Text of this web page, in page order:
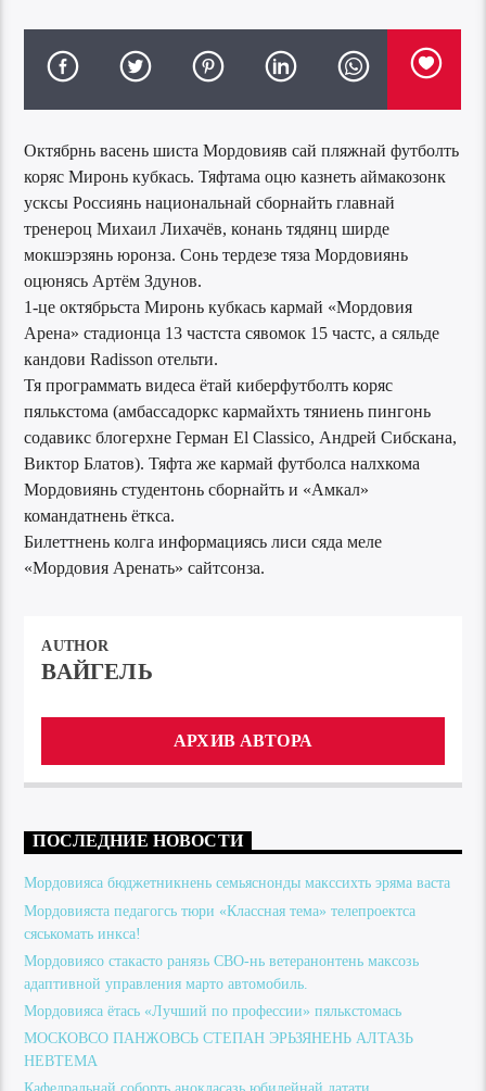
Октябрнь васень шиста Мордовияв сай пляжнай футболть
коряс Миронь кубкась. Тяфтама оцю казнеть аймакозонк
усксы Россиянь национальнай сборнайть главнай
тренероц Михаил Лихачёв, конань тядянц ширде
мокшэрзянь юронза. Сонь тердезе тяза Мордовиянь
оцюнясь Артём Здунов.
1-це октябрьста Миронь кубкась кармай «Мордовия
Арена» стадионца 13 частста сявомок 15 частс, а сяльде
кандови Radisson отельти.
Тя программать видеса ётай киберфутболть коряс
пялькстома (амбассадоркс кармайхть тяниень пингонь
содавикс блогерхне Герман El Classico, Андрей Сибскана,
Виктор Блатов). Тяфта же кармай футболса налхкома
Мордовиянь студентонь сборнайть и «Амкал»
командатнень ёткса.
Билеттнень колга информациясь лиси сяда меле
«Мордовия Аренать» сайтсонза.
AUTHOR
ВАЙГЕЛЬ
АРХИВ АВТОРА
ПОСЛЕДНИЕ НОВОСТИ
Мордовияса бюджетникнень семьяснонды макссихть эряма васта
Мордовияста педагогсь тюри «Классная тема» телепроектса
сяськомать инкса!
Мордовиясо стакасто ранязь СВО-нь ветеранонтень максозь
адаптивной управления марто автомобиль.
Мордовияса ётась «Лучший по профессии» пялькстомась
МОСКОВСО ПАНЖОВСЬ СТЕПАН ЭРЬЗЯНЕНЬ АЛТАЗЬ
НЕВТЕМА